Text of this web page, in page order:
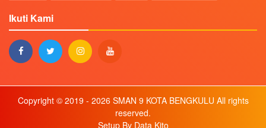
Ikuti Kami
Copyright © 2019 - 2026 SMAN 9 KOTA BENGKULU All rights
reserved.
Setup By Data Kito